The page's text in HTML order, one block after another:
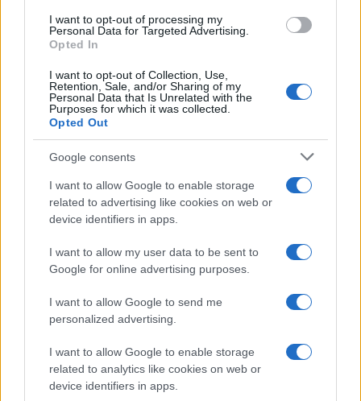
I want to opt-out of processing my
Personal Data for Targeted Advertising.
Opted In
I want to opt-out of Collection, Use,
Retention, Sale, and/or Sharing of my
Personal Data that Is Unrelated with the
Purposes for which it was collected.
Opted Out
Google consents
I want to allow Google to enable storage
related to advertising like cookies on web or
device identifiers in apps.
I want to allow my user data to be sent to
Google for online advertising purposes.
I want to allow Google to send me
personalized advertising.
I want to allow Google to enable storage
related to analytics like cookies on web or
device identifiers in apps.